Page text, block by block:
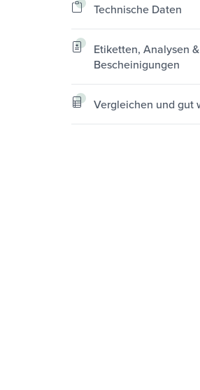
Technische Daten
Etiketten, Analysen &
Bescheinigungen
Vergleichen und gut